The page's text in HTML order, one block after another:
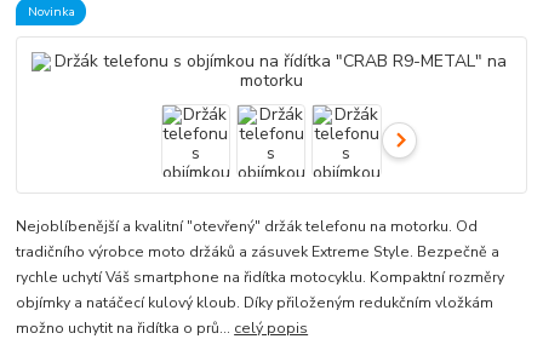
Novinka
Nejoblíbenější a kvalitní "otevřený" držák telefonu na motorku. Od
tradičního výrobce moto držáků a zásuvek Extreme Style. Bezpečně a
rychle uchytí Váš smartphone na řidítka motocyklu. Kompaktní rozměry
objímky a natáčecí kulový kloub. Díky přiloženým redukčním vložkám
možno uchytit na řidítka o prů... celý popis